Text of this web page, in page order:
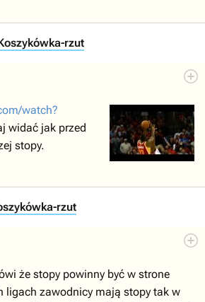
rzut
watch?
widać jak przed
stopy.
rzut
że stopy powinny być w strone
ligach zawodnicy mają stopy tak w